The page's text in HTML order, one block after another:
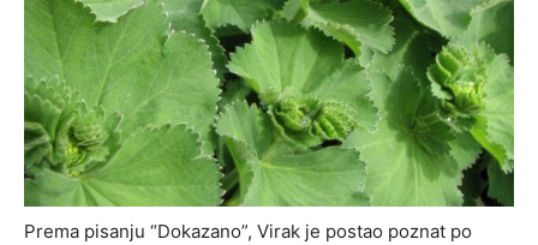
Prema pisanju “Dokazano”, Virak je postao poznat po